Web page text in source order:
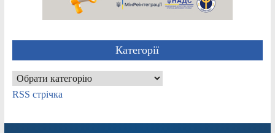
Категорії
Категорії
RSS стрічка